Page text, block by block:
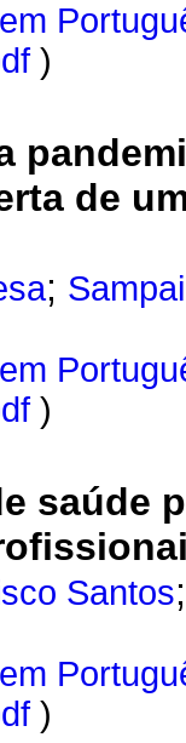
)
de
;
)
saúde
Santos
)